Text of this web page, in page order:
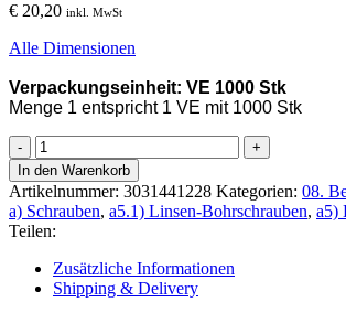
€ 20,20 inkl. MwSt
Alle Dimensionen
Verpackungseinheit: VE 1000 Stk
Menge 1 entspricht 1 VE mit 1000 Stk
Linsen-
Bohrschraube
DIN7504M
4,2x16
PH2
verzinkt,
1000
Stk
Menge
In den Warenkorb
Artikelnummer: 3031441228 Kategorien: 08.
a) Schrauben, a5.1) Linsen-Bohrschrauben, a5)
Teilen:
Zusätzliche Informationen
Shipping & Delivery